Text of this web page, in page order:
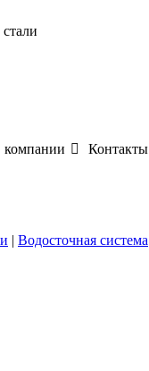
Контакты
| Водосточная система